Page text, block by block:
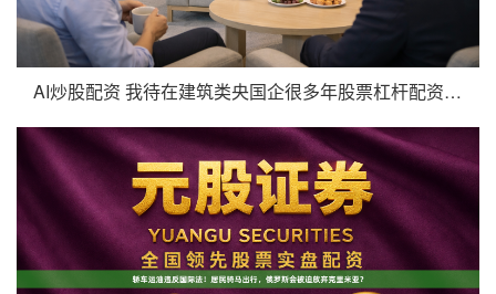
AI炒股配资 我待在建筑类央国企很多年股票杠杆配资百科，发现